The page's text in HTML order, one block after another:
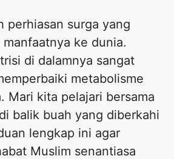
perhiasan surga yang
ke dunia.
di dalamnya sangat
metabolisme
Mari kita pelajari bersama
balik buah yang diberkahi
lengkap ini agar
Muslim senantiasa